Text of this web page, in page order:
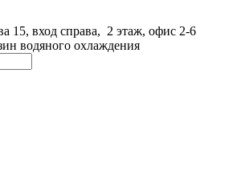
15, вход справа, 2 этаж, офис 2-6
водяного охлаждения